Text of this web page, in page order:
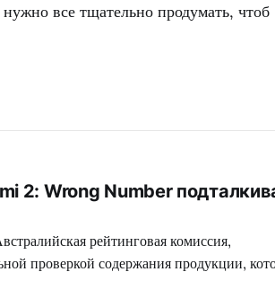
нужно все тщательно продумать, чтоб
2: Wrong Number
рейтинговая комиссия,
проверкой содержания продукции,
индустрия, подвергает жесткой цензуре